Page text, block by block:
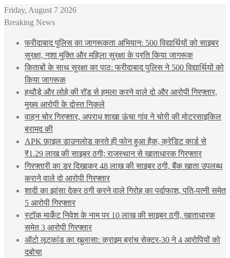
Friday, August 7 2026
Breaking News
फरीदाबाद पुलिस का जागरूकता अभियान: 500 विद्यार्थियों को साइबर
सुरक्षा, नशा मुक्ति और महिला सुरक्षा के प्रति किया जागरूक
किताबों के साथ सुरक्षा का पाठ: फरीदाबाद पुलिस ने 500 विद्यार्थियों को
किया जागरूक
हथौड़े और लोहे की रॉड से हमला करने वाले दो और आरोपी गिरफ्तार,
मुख्य आरोपी के दोस्त निकले
वाहन चोर गिरफ्तार, अपराध शाखा ऊंचा गांव ने चोरी की मोटरसाइकिल
बरामद की
APK फ़ाइल डाउनलोड करते ही फोन हुआ हैक, क्रेडिट कार्ड से
₹1.29 लाख की साइबर ठगी; राजस्थान से खाताधारक गिरफ्तार
गिरफ्तारी का डर दिखाकर 48 लाख की साइबर ठगी, बैंक खाता उपलब्ध
कराने वाले दो आरोपी गिरफ्तार
शादी का झांसा देकर ठगी करने वाले गिरोह का पर्दाफाश, पति-पत्नी समेत
5 आरोपी गिरफ्तार
स्टॉक मार्केट निवेश के नाम पर 10 लाख की साइबर ठगी, खाताधारक
समेत 3 आरोपी गिरफ्तार
ऑटो लूटकांड का खुलासा: क्राइम ब्रांच सेक्टर-30 ने 4 आरोपियों को
दबोचा